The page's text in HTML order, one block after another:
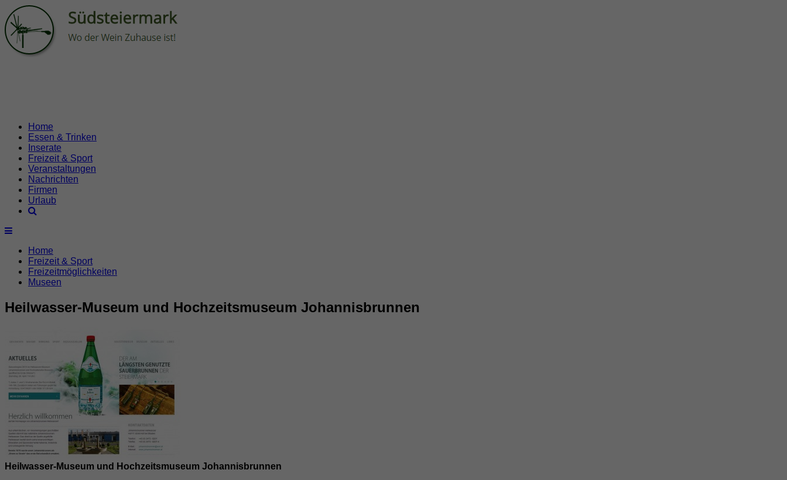
Home
Essen & Trinken
Inserate
Freizeit & Sport
Veranstaltungen
Nachrichten
Firmen
Urlaub
Home
Freizeit & Sport
Freizeitmöglichkeiten
Museen
Heilwasser-Museum und Hochzeitsmuseum Johannisbrunnen
Heilwasser-Museum und Hochzeitsmuseum Johannisbrunnen